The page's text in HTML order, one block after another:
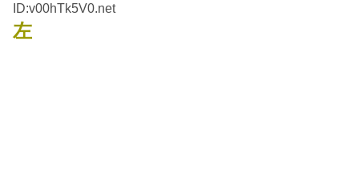
ID:v00hTk5V0.net
左